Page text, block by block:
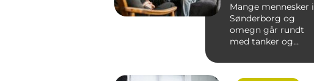
Mange mennesker i
Sønderborg og
omegn går rundt
med tanker og
mere end godt er....